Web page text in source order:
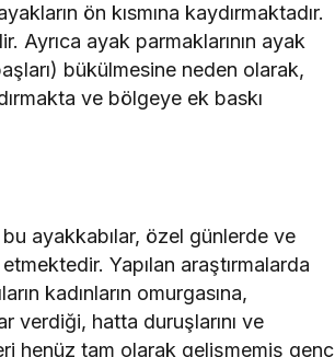
ön kısmına kaydırmaktadır.
Ayrıca ayak parmaklarının ayak
bükülmesine neden olarak,
ve bölgeye ek baskı
bu ayakkabılar, özel günlerde ve
Yapılan araştırmalarda
kadınların omurgasına,
verdiği, hatta duruşlarını ve
henüz tam olarak gelişmemiş genç